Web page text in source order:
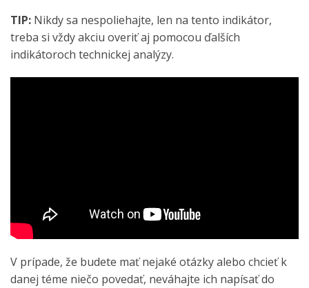
TIP: Nikdy sa nespoliehajte, len na tento indikátor,
treba si vždy akciu overiť aj pomocou ďalších
indikátoroch technickej analýzy.
V prípade, že budete mať nejaké otázky alebo chcieť k
danej téme niečo povedať, neváhajte ich napísať do